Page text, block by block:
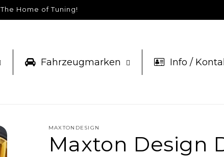
The Home of Tuning!
Fahrzeugmarken Info /
MAXTONDESIGN
Maxton Design